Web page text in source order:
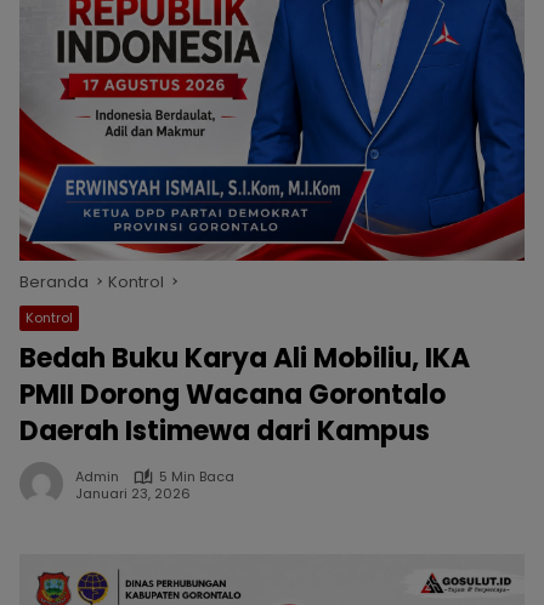
Beranda Kontrol
Kontrol
Bedah Buku Karya Ali Mobiliu, IKA
PMII Dorong Wacana Gorontalo
Daerah Istimewa dari Kampus
Admin
5 Min Baca
Januari 23, 2026